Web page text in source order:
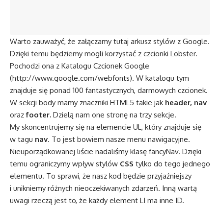
Warto zauważyć, że załączamy tutaj arkusz stylów z Google.
Dzięki temu będziemy mogli korzystać z czcionki Lobster.
Pochodzi ona z Katalogu Czcionek Google
(http://www.google.com/webfonts). W katalogu tym
znajduje się ponad 100 fantastycznych, darmowych czcionek.
W sekcji body mamy znaczniki HTML5 takie jak header, nav
orazfooter. Dzielą nam one stronę na trzy sekcje.
My skoncentrujemy się na elemencie UL, który znajduje się
w tagu nav. To jest bowiem nasze menu nawigacyjne.
Nieuporządkowanej liście nadaliśmy klasę fancyNav. Dzięki
temu ograniczymy wpływ stylów CSS tylko do tego jednego
elementu. To sprawi, że nasz kod będzie przyjaźniejszy
i unikniemy różnych nieoczekiwanych zdarzeń. Inną wartą
uwagi rzeczą jest to, że każdy element LI ma inne ID.